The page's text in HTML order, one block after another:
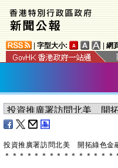
字型大小: 網
投資推廣署訪問北美 開拓綠色金
＊ ＊ ＊ ＊ ＊ ＊ ＊ ＊ ＊ ＊ ＊ ＊ ＊ ＊ ＊